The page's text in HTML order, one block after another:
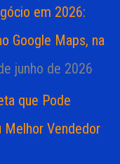
em 2026:
Google Maps, na
junho de 2026
que Pode
Melhor Vendedor